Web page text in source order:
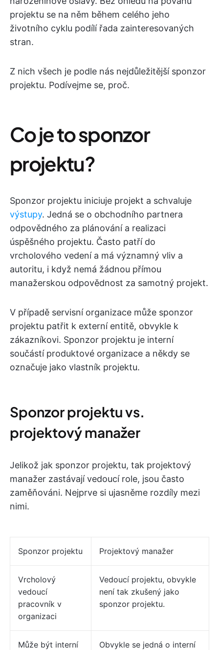
projektu se na něm během celého jeho
životního cyklu podílí řada zainteresovaných
stran.
Z nich všech je podle nás nejdůležitější sponzor
projektu. Podívejme se, proč.
Co je to sponzor
projektu?
Sponzor projektu iniciuje projekt a schvaluje
výstupy. Jedná se o obchodního partnera
odpovědného za plánování a realizaci
úspěšného projektu. Často patří do
vrcholového vedení a má významný vliv a
autoritu, i když nemá žádnou přímou
manažerskou odpovědnost za samotný projekt.
V případě servisní organizace může sponzor
projektu patřit k externí entitě, obvykle k
zákazníkovi. Sponzor projektu je interní
součástí produktové organizace a někdy se
označuje jako vlastník projektu.
Sponzor projektu vs.
projektový manažer
Jelikož jak sponzor projektu, tak projektový
manažer zastávají vedoucí role, jsou často
zaměňováni. Nejprve si ujasněme rozdíly mezi
nimi.
Sponzor projektu Projektový manažer
Vrcholový
vedoucí
pracovník v
organizaci
Vedoucí projektu, obvykle
není tak zkušený jako
sponzor projektu.
Může být interní
Obvykle se jedná o interní